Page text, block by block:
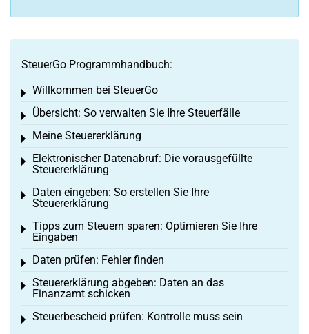
SteuerGo Programmhandbuch:
Willkommen bei SteuerGo
Toggle menu
Übersicht: So verwalten Sie Ihre Steuerfälle
Toggle menu
Meine Steuererklärung
Toggle menu
Elektronischer Datenabruf: Die vorausgefüllte
Steuererklärung
Toggle menu
Daten eingeben: So erstellen Sie Ihre
Steuererklärung
Toggle menu
Tipps zum Steuern sparen: Optimieren Sie Ihre
Eingaben
Toggle menu
Daten prüfen: Fehler finden
Toggle menu
Steuererklärung abgeben: Daten an das
Finanzamt schicken
Toggle menu
Steuerbescheid prüfen: Kontrolle muss sein
Toggle menu